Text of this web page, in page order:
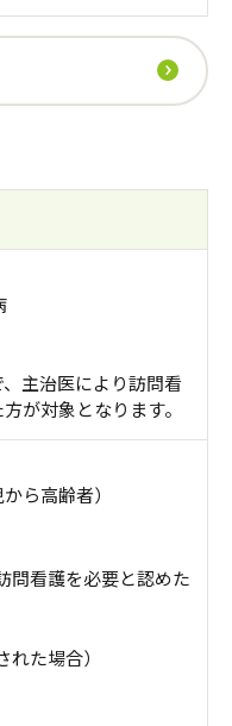
主治医により訪問看
が対象となります。
ら高齢者）
問看護を必要と認めた
た場合）